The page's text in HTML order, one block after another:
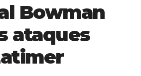
Bowman
ataques